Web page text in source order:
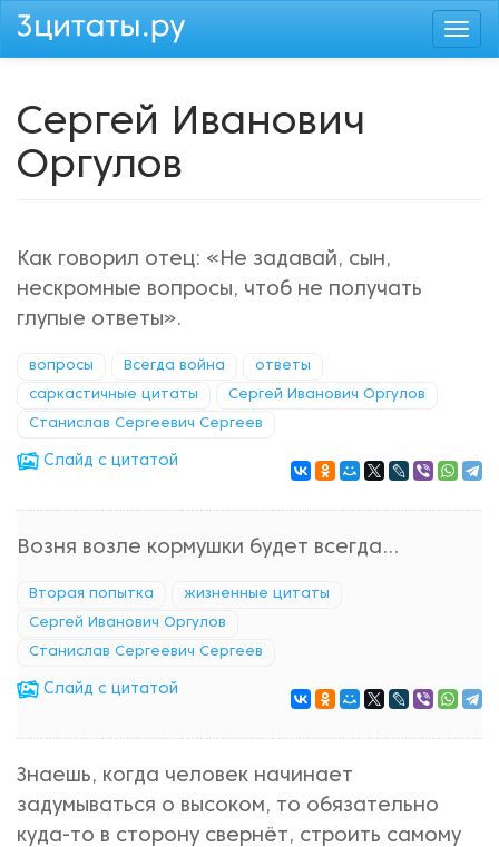
Перейти
Сергей Иванович
Оргулов
Как говорил отец: «Не задавай, сын,
нескромные вопросы, чтоб не получать
глупые ответы».
вопросы Всегда война ответы
саркастичные цитаты Сергей Иванович Оргулов
Станислав Сергеевич Сергеев
Cлайд с цитатой
Возня возле кормушки будет всегда...
Вторая попытка жизненные цитаты
Сергей Иванович Оргулов
Станислав Сергеевич Сергеев
Cлайд с цитатой
Знаешь, когда человек начинает
задумываться о высоком, то обязательно
куда-то в сторону свернёт, строить самому